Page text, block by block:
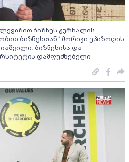
ბიზნეს ჟურნალის
ბიზნესთან" მორიგი ეპიზოდის
ბიზნესისა და
დამფუძნებელი